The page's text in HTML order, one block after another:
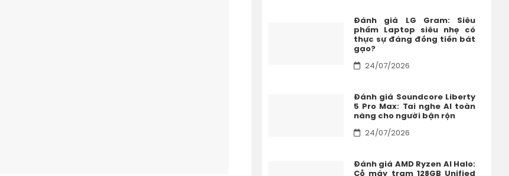
Đánh giá LG Gram: Siêu
phẩm Laptop siêu nhẹ có
thực sự đáng đồng tiền bát
gạo?
24/07/2026
Đánh giá Soundcore Liberty
5 Pro Max: Tai nghe AI toàn
năng cho người bận rộn
24/07/2026
Đánh giá AMD Ryzen AI Halo:
Cỗ máy trạm 128GB Unified